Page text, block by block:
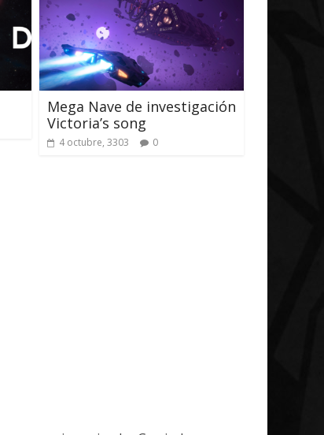
Mega Nave de investigación
Victoria’s song
4 octubre, 3303 0
de
Galnet ESP Noticias
Radicoida Unica Research
Initiative Concludes
14 abril, 2026 Txus